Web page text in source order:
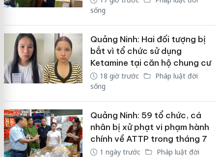
sống
Quảng Ninh: Hai đối tượng bị
bắt vì tổ chức sử dụng
Ketamine tại căn hộ chung cư
18 giờ trước
Pháp luật đời
sống
Quảng Ninh: 59 tổ chức, cá
nhân bị xử phạt vi phạm hành
chính về ATTP trong tháng 7
1 ngày trước
Pháp luật đời